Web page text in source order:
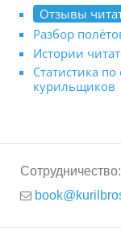
Отзывы
Разбор
Истории
Статистика
курильщиков
Сотрудничество: